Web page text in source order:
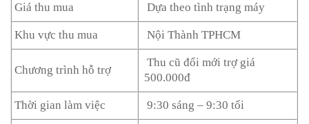
Giá thu mua Dựa theo tình trạng máy
Khu vực thu mua Nội Thành TPHCM
Chương trình hỗ trợ
Thu cũ đổi mới trợ giá
500.000đ
Thời gian làm việc 9:30 sáng – 9:30 tối